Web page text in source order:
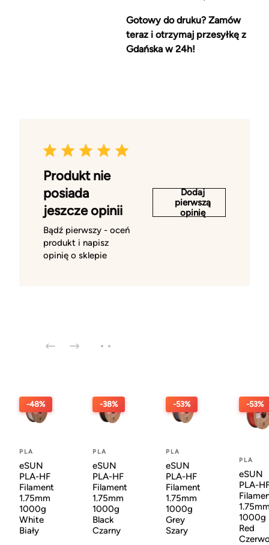
Gotowy do druku? Zamów
teraz i otrzymaj przesyłkę z
Gdańska w 24h!
Produkt nie
posiada
jeszcze opinii
Bądź pierwszy - oceń
produkt i napisz
opinię o sklepie
Dodaj
pierwszą
opinię
-48%
PLA
eSUN
PLA-HF
Filament
1.75mm
1000g
White
Biały
-38%
PLA
eSUN
PLA-HF
Filament
1.75mm
1000g
Black
Czarny
-53%
PLA
eSUN
PLA-HF
Filament
1.75mm
1000g
Grey
Szary
-53%
PLA
eSUN
PLA-
1000g
Red